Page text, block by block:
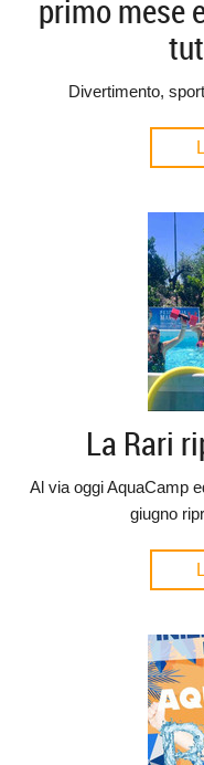
primo mese
Divertimento,
La Rari
Al via oggi AquaCamp
giugno